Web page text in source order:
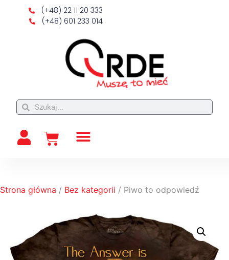
(+48) 22 11 20 333
(+48) 601 233 014
Strona główna / Bez kategorii / Piwo to odpowiedź